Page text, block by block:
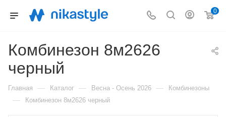
0
Комбинезон 8м2626
черный
Главная — Каталог — Весна - Осень 2026 — Комбинезоны
— Комбинезон 8м2626 черный